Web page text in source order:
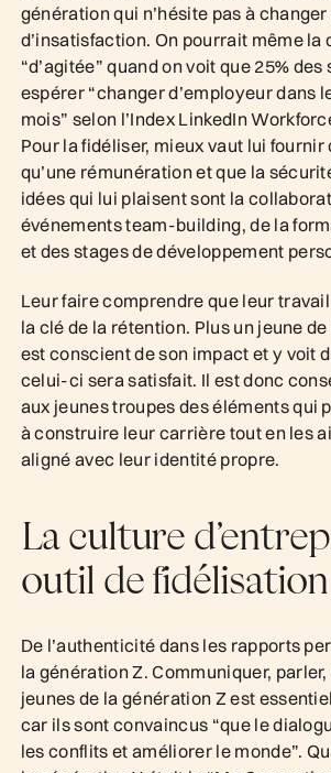
génération qui n’hésite pas à
d’insatisfaction. On pourrait même la
“d’agitée” quand on voit que 25%
espérer “changer d’employeur dans
mois” selon l’Index LinkedIn
Pour la fidéliser, mieux vaut lui fournir
qu’une rémunération et que la
idées qui lui plaisent sont la
événements team-building, de la
et des stages de développement
Leur faire comprendre que leur
la clé de la rétention. Plus un jeune
est conscient de son impact et y voit
celui-ci sera satisfait. Il est donc
aux jeunes troupes des éléments qui
à construire leur carrière tout en les
aligné avec leur identité propre.
La culture
outil de fidélisation
De l’authenticité dans les rapports
la génération Z. Communiquer,
jeunes de la génération Z est
car ils sont convaincus “que le
les conflits et améliorer le monde”.